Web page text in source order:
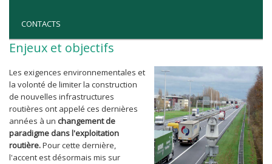
CONTACTS
Enjeux et objectifs
Les exigences environnementales et
la volonté de limiter la construction
de nouvelles infrastructures
routières ont appelé ces dernières
années à un changement de
paradigme dans l'exploitation
routière.Pour cette dernière,
l'accent est désormais mis sur